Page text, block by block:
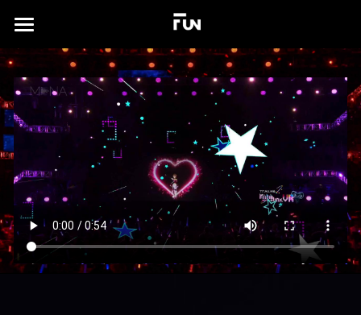
首页
关于
案例展示
所有作品集
沉浸式展厅
演出及发布会
xR虚拟拍摄
实验场
TD书籍
联系我们
商品分类
所有商品分类